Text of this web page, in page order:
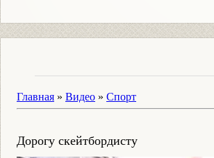
Главная » Видео » Спорт
Дорогу скейтбордисту